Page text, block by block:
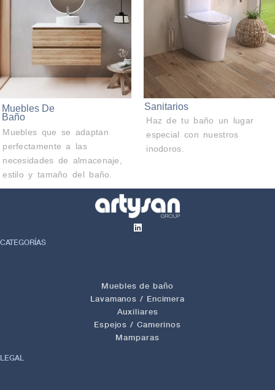
Muebles De
Baño
Muebles que se adaptan
perfectamente a las
necesidades de almacenaje,
estilo y tamaño del baño.
Sanitarios
Haz de tu baño un lugar
especial con nuestros
inodoros.
CATEGORÍAS
Muebles de baño
Lavamanos / Encimera
Auxiliares
Espejos / Camerinos
Mamparas
LEGAL